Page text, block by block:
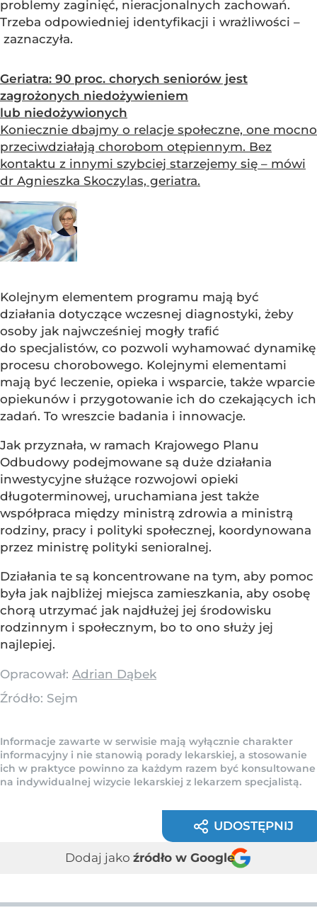
problemy zaginięć, nieracjonalnych zachowań.
Trzeba odpowiedniej identyfikacji i wrażliwości –
zaznaczyła.
Geriatra: 90 proc. chorych seniorów jest
zagrożonych niedożywieniem
lub niedożywionych
Koniecznie dbajmy o relacje społeczne, one mocno
przeciwdziałają chorobom otępiennym. Bez
kontaktu z innymi szybciej starzejemy się – mówi
dr Agnieszka Skoczylas, geriatra.
Kolejnym elementem programu mają być
działania dotyczące wczesnej diagnostyki, żeby
osoby jak najwcześniej mogły trafić
do specjalistów, co pozwoli wyhamować dynamikę
procesu chorobowego. Kolejnymi elementami
mają być leczenie, opieka i wsparcie, także wparcie
opiekunów i przygotowanie ich do czekających ich
zadań. To wreszcie badania i innowacje.
Jak przyznała, w ramach Krajowego Planu
Odbudowy podejmowane są duże działania
inwestycyjne służące rozwojowi opieki
długoterminowej, uruchamiana jest także
współpraca między ministrą zdrowia a ministrą
rodziny, pracy i polityki społecznej, koordynowana
przez ministrę polityki senioralnej.
Działania te są koncentrowane na tym, aby pomoc
była jak najbliżej miejsca zamieszkania, aby osobę
chorą utrzymać jak najdłużej jej środowisku
rodzinnym i społecznym, bo to ono służy jej
najlepiej.
Opracował: Adrian Dąbek
Źródło: Sejm
Informacje zawarte w serwisie mają wyłącznie charakter
informacyjny i nie stanowią porady lekarskiej, a stosowanie
ich w praktyce powinno za każdym razem być konsultowane
na indywidualnej wizycie lekarskiej z lekarzem specjalistą.
UDOSTĘPNIJ
Dodaj jako źródło w Google